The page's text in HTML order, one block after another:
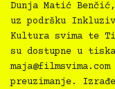
Dunja Matić
uz podršku
Kultura svima te
su dostupne u
maja@filmsvima.com
preuzimanje.